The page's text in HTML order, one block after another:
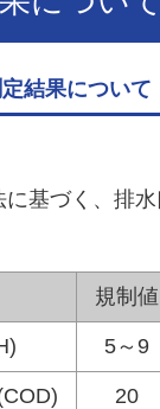
結果について
に基づく、排
規制値
5～9
20